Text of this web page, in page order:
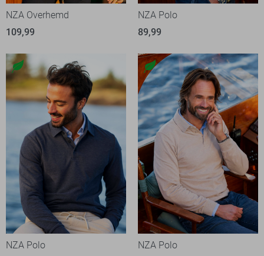
NZA Overhemd
109,99
NZA Polo
89,99
NZA Polo
NZA Polo